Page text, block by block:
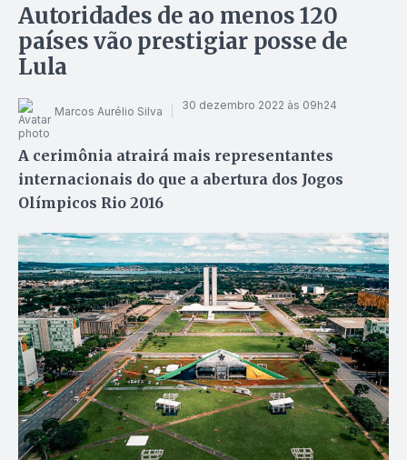
Autoridades de ao menos 120
países vão prestigiar posse de
Lula
Marcos Aurélio Silva 30 dezembro 2022 às 09h24
A cerimônia atrairá mais representantes
internacionais do que a abertura dos Jogos
Olímpicos Rio 2016